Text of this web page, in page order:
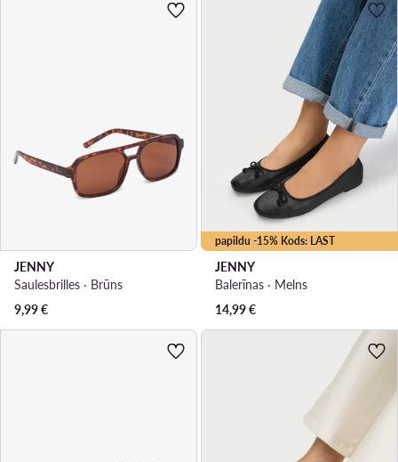
JENNY
Saulesbrilles · Brūns
9,99€
papildu -15% Kods: LAST
JENNY
Balerīnas · Melns
14,99€